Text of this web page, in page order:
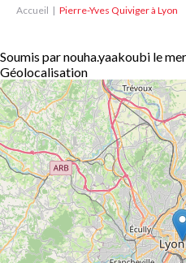
Accueil Pierre-Yves Quiviger à Lyon
Soumis parnouha.yaakoubi le
Géolocalisation